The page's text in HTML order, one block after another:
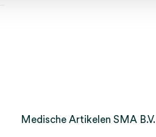
Medische Artikelen SMA B.V.